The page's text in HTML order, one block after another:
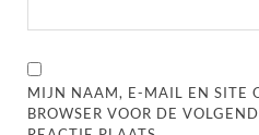
MIJN NAAM, E-MAIL EN SITE
BROWSER VOOR DE